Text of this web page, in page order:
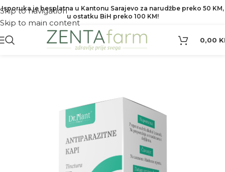
Skip to navigation
Skip to main content
Isporuka je besplatna u Kantonu Sarajevo za narudžbe preko 50 KM,
u ostatku BiH preko 100 KM!
0,00